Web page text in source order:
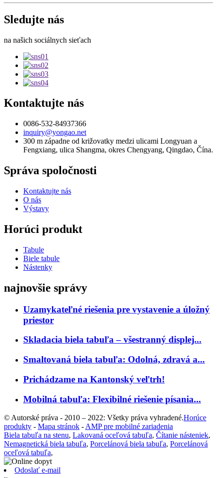
Sledujte nás
na našich sociálnych sieťach
Kontaktujte nás
0086-532-84937366
inquiry@yongao.net
300 m západne od križovatky medzi ulicami Longyuan a
Fengxiang, ulica Shangma, okres Chengyang, Qingdao, Čína.
Správa spoločnosti
Kontaktujte nás
O nás
Výstavy
Horúci produkt
Tabule
Biele tabule
Nástenky
najnovšie správy
Uzamykateľné riešenia pre vystavenie a úložný
priestor
Skladacia biela tabuľa – všestranný displej...
Smaltovaná biela tabuľa: Odolná, zdravá a...
Prichádzame na Kantonský veľtrh!
Mobilná tabuľa: Flexibilné riešenie písania...
© Autorské práva - 2010 – 2022: Všetky práva vyhradené.Horúce
produkty - Mapa stránok - AMP pre mobilné zariadenia
Biela tabuľa na stenu, Lakovaná oceľová tabuľa, Čítanie násteniek,
Nemagnetická biela tabuľa, Porcelánová biela tabuľa, Porcelánová
oceľová tabuľa,
Odoslať e-mail